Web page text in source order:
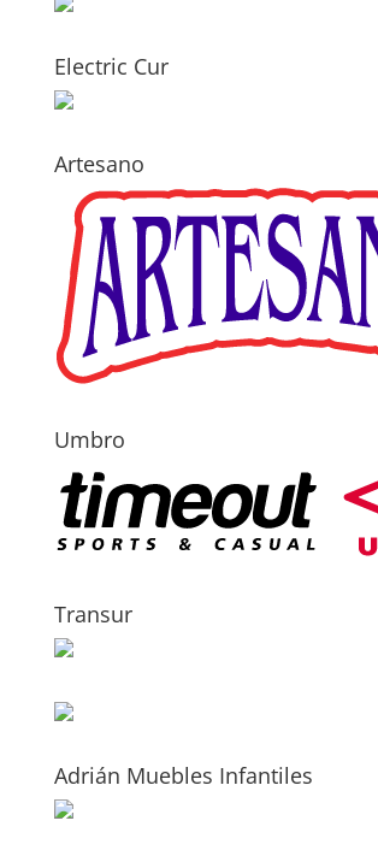
Electric Cur
Artesano
Umbro
Transur
Adrián Muebles Infantiles